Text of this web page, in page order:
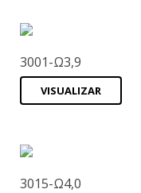
3001-Ω3,9
VISUALIZAR
3015-Ω4,0